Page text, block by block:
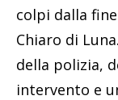
colpi dalla
Chiaro di
della polizia,
intervento e